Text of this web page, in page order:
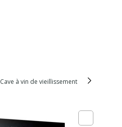
Cave à vin de vieillissement